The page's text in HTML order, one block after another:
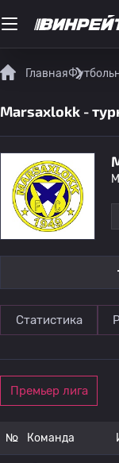
Главная
Marsaxlokk -
Статистика
Премьер лига
№ Команда